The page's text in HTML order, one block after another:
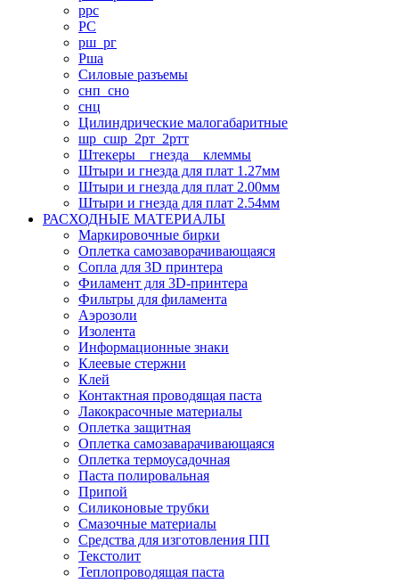
ррс
РС
рш_рг
Рша
Силовые разъемы
снп_сно
снц
Цилиндрические малогабаритные
шр_сшр_2рт_2ртт
Штекеры _ гнезда _ клеммы
Штыри и гнезда для плат 1.27мм
Штыри и гнезда для плат 2.00мм
Штыри и гнезда для плат 2.54мм
РАСХОДНЫЕ МАТЕРИАЛЫ
Маркировочные бирки
Оплетка самозаворачивающаяся
Сопла для 3D принтера
Филамент для 3D-принтера
Фильтры для филамента
Аэрозоли
Изолента
Информационные знаки
Клеевые стержни
Клей
Контактная проводящая паста
Лакокрасочные материалы
Оплетка защитная
Оплетка самозаварачивающаяся
Оплетка термоусадочная
Паста полировальная
Припой
Силиконовые трубки
Смазочные материалы
Средства для изготовления ПП
Текстолит
Теплопроводящая паста